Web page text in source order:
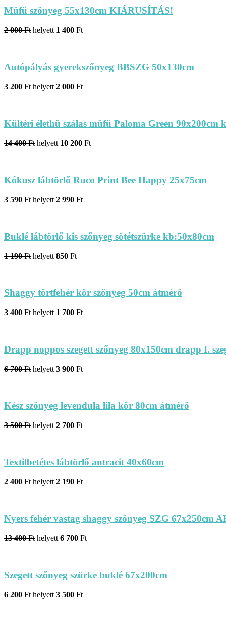
Műfű szőnyeg 55x130cm KIÁRUSÍTÁS!
2 000 Ft helyett 1 400 Ft
Autópályás gyerekszőnyeg BBSZG 50x130cm
3 200 Ft helyett 2 000 Ft
Kültéri élethű szálas műfű Paloma Green 90x200cm
14 400 Ft helyett 10 200 Ft
Kókusz lábtörlő Ruco Print Bee Happy 25x75cm
3 590 Ft helyett 2 990 Ft
Buklé lábtörlő kis szőnyeg sötétszürke kb:50x80cm
1 190 Ft helyett 850 Ft
Shaggy törtfehér kör szőnyeg 50cm átmérő
3 400 Ft helyett 1 700 Ft
Drapp noppos szegett szőnyeg 80x150cm drapp I.
6 700 Ft helyett 3 900 Ft
Kész szőnyeg levendula lila kör 80cm átmérő
3 500 Ft helyett 2 700 Ft
Textilbetétes lábtörlő antracit 40x60cm
2 400 Fthelyett2 190 Ft
Nyers fehér vastag shaggy szőnyeg SZG 67x250cm
13 400 Ft helyett 6 700 Ft
Szegett szőnyeg szürke buklé 67x200cm
6 200 Ft helyett 3 500 Ft